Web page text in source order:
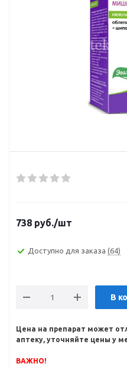
738 руб./шт
Доступно для заказа (64)
В
Цена на препарат может
аптеку, уточняйте цены у
ВАЖНО!